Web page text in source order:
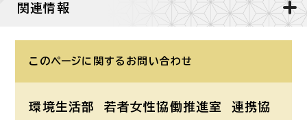
関連情報
このページに関する お問い合わせ
環境生活部 若者女性協働推進室
連携協